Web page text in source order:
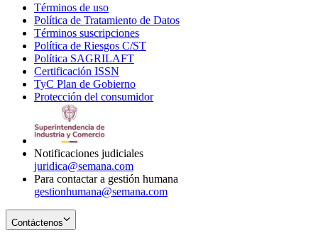
Términos de uso
in
new
window
Política de Tratamiento de Datos
Términos suscripciones
in
Política de Riesgos C/ST
Política SAGRILAFT
new
window
Certificación ISSN
in
new
TyC Plan de Gobierno
in
Protección del consumidorOpens
Notificaciones judiciales
juridica@semana.com
Para contactar a gestión humana
gestionhumana@semana.com
Contáctenos